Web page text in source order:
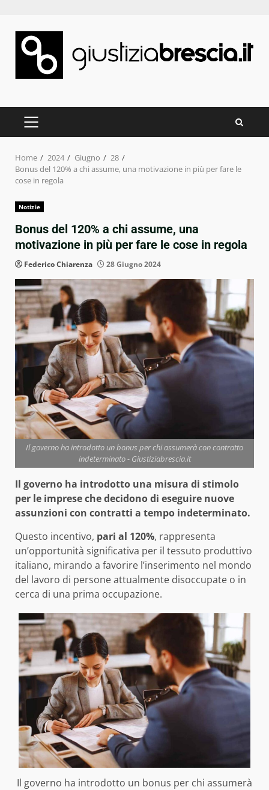
content
PRIMARY
Home 2024 Giugno
28
Bonus del 120% a chi assume, una motivazione in più per fare le
cose in regola
Notizie
Bonus del 120% a chi assume, una
motivazione in più per fare le cose in regola
Federico Chiarenza 28 Giugno 2024
Il governo ha introdotto un bonus per chi assumerà con contratto
indeterminato - Giustiziabrescia.it
Il governo ha introdotto una misura di stimolo
per le imprese che decidono di eseguire nuove
assunzioni con contratti a tempo indeterminato.
Questo incentivo, pari al 120%, rappresenta
un’opportunità significativa per il tessuto produttivo
italiano, mirando a favorire l’inserimento nel mondo
del lavoro di persone attualmente disoccupate o in
cerca di una prima occupazione.
Il governo ha introdotto un bonus per chi assumerà